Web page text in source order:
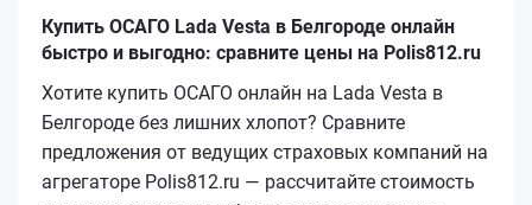
Купить ОСАГО Lada Vesta в Белгороде онлайн
быстро и выгодно: сравните цены на Polis812.ru
Хотите купить ОСАГО онлайн на Lada Vesta в
Белгороде без лишних хлопот? Сравните
предложения от ведущих страховых компаний на
агрегаторе Polis812.ru — рассчитайте стоимость